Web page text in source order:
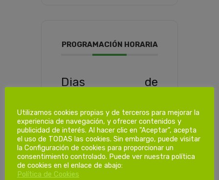
PROGRAMACIÓN HORARIA
Dias de
1ª Sesión
Lunes 25/05/2026
de 08:00 a 15:00h
2ª Sesión
Utilizamos cookies propias y de terceros para mejorar la
experiencia de navegación, y ofrecer contenidos y
publicidad de interés. Al hacer clic en "Aceptar", acepta
el uso de TODAS las cookies. Sin embargo, puede visitar
la Configuración de cookies para proporcionar un
consentimiento controlado. Puede ver nuestra política
de cookies en el enlace de abajo:
Política de Cookies